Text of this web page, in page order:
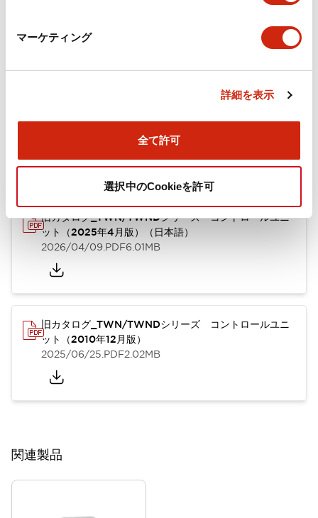
マーケティング
詳細を表示
全て許可
選択中のCookieを許可
カタログ CAD 規格・認証 技術文書
旧カタログ_TWN/TWNDシリーズ コントロールユニ
ット（2025年4月版）（日本語）
2026/04/09.PDF6.01MB
旧カタログ_TWN/TWNDシリーズ コントロールユニ
ット（2010年12月版）
2025/06/25.PDF2.02MB
関連製品